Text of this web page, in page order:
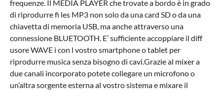
frequenze. Il MEDIA PLAYER che trovate a bordo è in grado
di riprodurre fi les MP3 non solo da una card SD o da una
chiavetta di memoria USB, ma anche attraverso una
connessione BLUETOOTH. E’ sufficiente accoppiare il diff
usore WAVE i con l vostro smartphone o tablet per
riprodurre musica senza bisogno di cavi.Grazie al mixer a
due canali incorporato potete collegare un microfono o
un’altra sorgente esterna al vostro sistema e mixare il